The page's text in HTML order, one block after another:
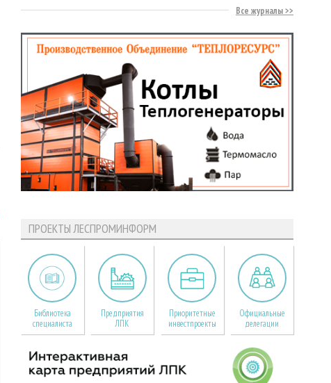
Все журналы
ПРОЕКТЫ ЛЕСПРОМИНФОРМ
Библиотека
специалиста
Предприятия
ЛПК
Приоритетные
инвестпроекты
Официальные
делегации